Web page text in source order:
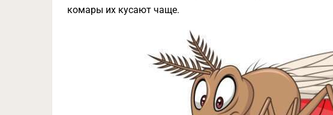
комары их кусают чаще.